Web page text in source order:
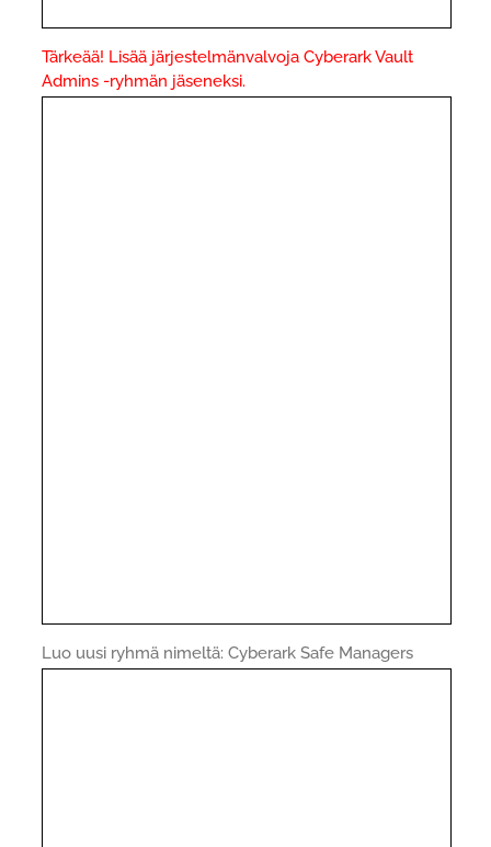
Tärkeää! Lisää järjestelmänvalvoja Cyberark Vault
Admins -ryhmän jäseneksi.
Luo uusi ryhmä nimeltä: Cyberark Safe Managers